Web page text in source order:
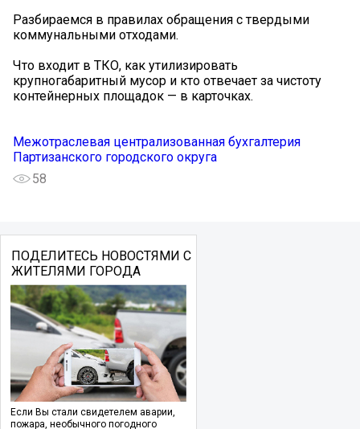
Разбираемся в правилах обращения с твердыми
коммунальными отходами.
Что входит в ТКО, как утилизировать
крупногабаритный мусор и кто отвечает за чистоту
контейнерных площадок — в карточках.
Межотраслевая централизованная бухгалтерия
Партизанского городского округа
58
ПОДЕЛИТЕСЬ НОВОСТЯМИ С
ЖИТЕЛЯМИ ГОРОДА
Если Вы стали свидетелем аварии,
пожара, необычного погодного